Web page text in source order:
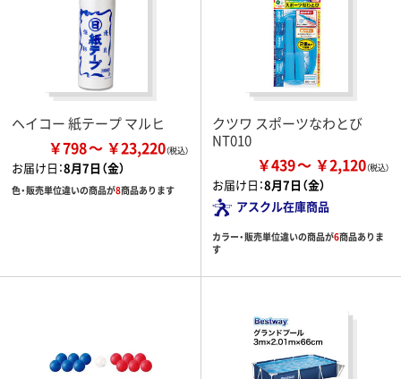
ヘイコー 紙テープ マルヒ
￥798 ￥23,220
お届け日：8月7日（金）
色・販売単位違いの商品が8商品あります
クツワ スポーツなわとび
NT010
￥439 ￥2,120
お届け日：8月7日（金）
アスクル在庫商品
カラー・販売単位違いの商品が6商品ありま
す